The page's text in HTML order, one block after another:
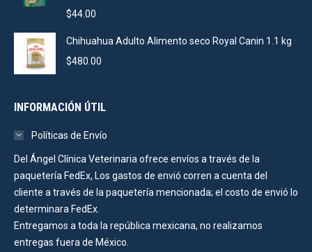
$44.00
Chihuahua Adulto Alimento seco Royal Canin 1.1 kg
$480.00
INFORMACIÓN ÚTIL
Políticas de Envío
Del Ángel Clínica Veterinaria ofrece envíos a través de la
paquetería FedEx, Los gastos de envió corren a cuenta del
cliente a través de la paquetería mencionada; el costo de envió lo
determinara FedEx.
Entregamos a toda la república mexicana, no realizamos
entregas fuera de México.